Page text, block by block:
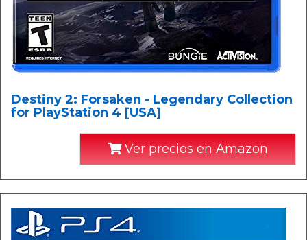
Destiny 2: Forsaken - Legendary Collection
for PlayStation 4 [USA]
Ver precios en Amazon